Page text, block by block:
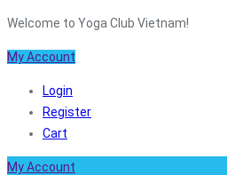
Welcome to Yoga Club Vietnam!
My Account
Login
Register
Cart
My Account